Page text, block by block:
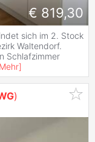
€ 819,30
sich im 2. Stock
Waltendorf.
Schlafzimmer
Mehr]
)